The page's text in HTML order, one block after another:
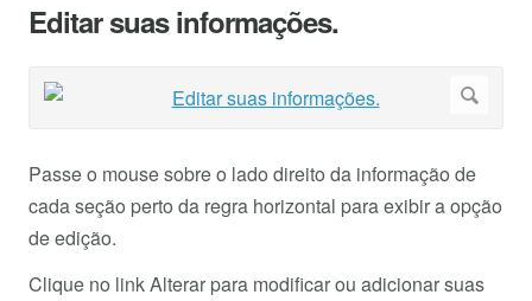
Editar suas informações.
Passe o mouse sobre o lado direito da informação de
cada seção perto da regra horizontal para exibir a opção
de edição.
Clique no link Alterar para modificar ou adicionar suas